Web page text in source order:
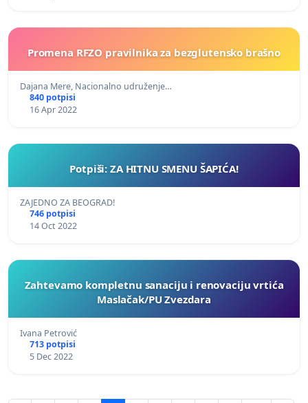
Promena RFZO pravilnika za bezglutensko brašno
Dajana Mere, Nacionalno udruženje…
840 potpisi
16 Apr 2022
Potpiši: ZA HITNU SMENU ŠAPIĆA!
ZAJEDNO ZA BEOGRAD!
746 potpisi
14 Oct 2022
Zahtevamo kompletnu sanaciju i renovaciju vrtića
Maslačak/PU Zvezdara
Ivana Petrović
713 potpisi
5 Dec 2022